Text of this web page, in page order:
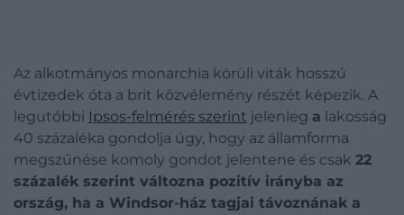
Az alkotmányos monarchia körüli viták hosszú
évtizedek óta a brit közvélemény részét képezik. A
legutóbbi Ipsos-felmérés szerint jelenleg a lakosság
40 százaléka gondolja úgy, hogy az államforma
megszűnése komoly gondot jelentene és csak 22
százalék szerint változna pozitív irányba az
ország, ha a Windsor-ház tagjai távoznának a